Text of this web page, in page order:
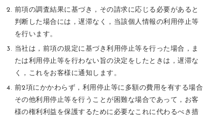
前項の調査結果に基づき，その請求に応じる必要があると
判断した場合には，遅滞なく，当該個人情報の利用停止等
を行います。
当社は，前項の規定に基づき利用停止等を行った場合，ま
たは利用停止等を行わない旨の決定をしたときは，遅滞な
く，これをお客様に通知します。
前2項にかかわらず，利用停止等に多額の費用を有する場合
その他利用停止等を行うことが困難な場合であって，お客
様の権利利益を保護するために必要なこれに代わるべき措